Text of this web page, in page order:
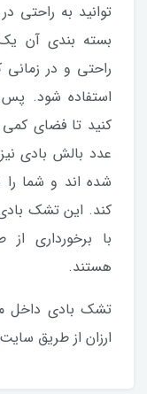
توانید به راحتی
بسته بندی آن
راحتی و در زمانی
استفاده شود. پس
کنید تا فضای
عدد بالش بادی
شده اند و شما را
کند. این تشک
با برخورداری
هستند.
تشک بادی داخل
ارزان از طریق سایت